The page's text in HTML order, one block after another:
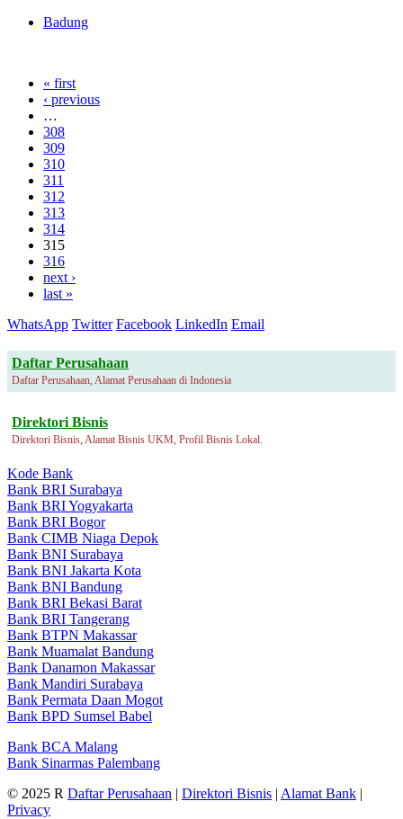
Badung
« first
‹ previous
…
308
309
310
311
312
313
314
315
316
next ›
last »
WhatsApp Twitter Facebook LinkedIn Email
Daftar Perusahaan
Daftar Perusahaan, Alamat Perusahaan di Indonesia
Direktori Bisnis
Direktori Bisnis, Alamat Bisnis UKM, Profil Bisnis Lokal.
Kode Bank
Bank BRI Surabaya
Bank BRI Yogyakarta
Bank BRI Bogor
Bank CIMB Niaga Depok
Bank BNI Surabaya
Bank BNI Jakarta Kota
Bank BNI Bandung
Bank BRI Bekasi Barat
Bank BRI Tangerang
Bank BTPN Makassar
Bank Muamalat Bandung
Bank Danamon Makassar
Bank Mandiri Surabaya
Bank Permata Daan Mogot
Bank BPD Sumsel Babel
Bank BCA Malang
Bank Sinarmas Palembang
© 2025 R Daftar Perusahaan | Direktori Bisnis | Alamat Bank |
Privacy